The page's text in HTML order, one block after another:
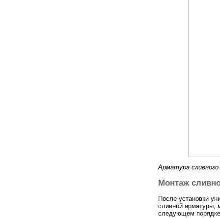
Арматура сливного
Монтаж
После установки
сливной арматуры,
следующем